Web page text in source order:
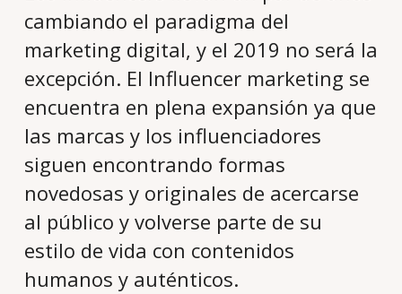
cambiando el paradigma del
marketing digital, y el 2019 no será la
excepción. El Influencer marketing se
encuentra en plena expansión ya que
las marcas y los influenciadores
siguen encontrando formas
novedosas y originales de acercarse
al público y volverse parte de su
estilo de vida con contenidos
humanos y auténticos.